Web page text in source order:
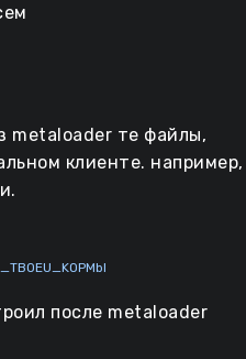
metaloader те файлы,
клиенте. например,
после metaloader